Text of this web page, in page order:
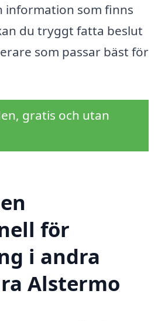
information som finns
du tryggt fatta beslut
som passar bäst för
gratis och utan
för
i andra
Alstermo